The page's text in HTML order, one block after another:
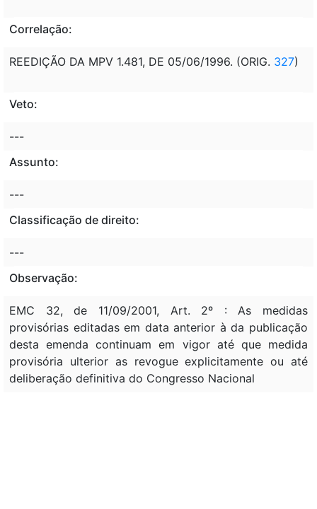
Correlação:
REEDIÇÃO DA MPV 1.481, DE 05/06/1996. (ORIG. 327)
Veto:
---
Assunto:
---
Classificação de direito:
---
Observação:
EMC 32, de 11/09/2001, Art. 2º : As medidas
provisórias editadas em data anterior à da publicação
desta emenda continuam em vigor até que medida
provisória ulterior as revogue explicitamente ou até
deliberação definitiva do Congresso Nacional